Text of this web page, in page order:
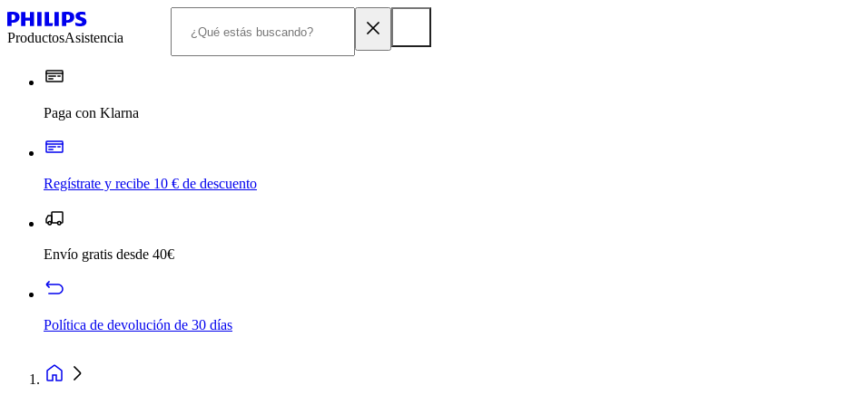
ProductosAsistencia
Paga con Klarna
Regístrate y recibe 10 € de descuento
Envío gratis desde 40€
Política de devolución de 30 días